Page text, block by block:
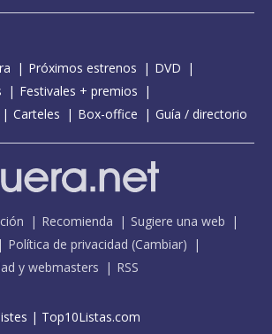
Próximos estrenos
DVD
Festivales + premios
Carteles Box-office Guía / directorio
Recomienda
Sugiere una web
Política de privacidad (Cambiar)
y webmasters RSS
| Top10Listas.com